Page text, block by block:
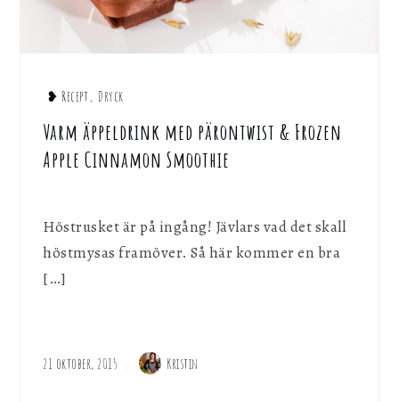
❥ Recept, Dryck
Varm äppeldrink med pärontwist & Frozen
Apple Cinnamon Smoothie
Höstrusket är på ingång! Jävlars vad det skall
höstmysas framöver. Så här kommer en bra
[…]
21 oktober, 2015 Kristin